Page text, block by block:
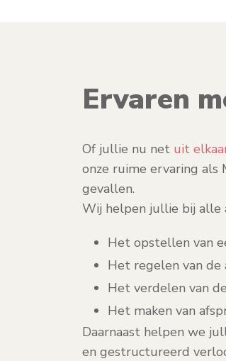
Ervaren
Of jullie nu net uit
onze ruime ervaring als
gevallen.
Wij helpen jullie bij alle
Het opstellen van
Het regelen van
Het verdelen van
Het maken van
Daarnaast helpen we
en gestructureerd